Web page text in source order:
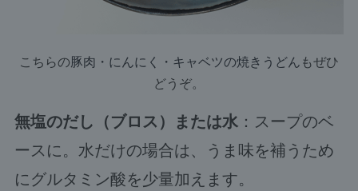
こちらの豚肉・にんにく・キャベツの焼きうどん もぜひ
どうぞ。
無塩のだし（ブロス）または水：スープのベ
ースに。水だけの場合は、うま味を補うため
にグルタミン酸を少量加えます。